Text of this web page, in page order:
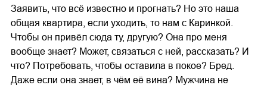
Заявить, что всё известно и прогнать? Но это наша
общая квартира, если уходить, то нам с Каринкой.
Чтобы он привёл сюда ту, другую? Она про меня
вообще знает? Может, связаться с ней, рассказать? И
что? Потребовать, чтобы оставила в покое? Бред.
Даже если она знает, в чём её вина? Мужчина не